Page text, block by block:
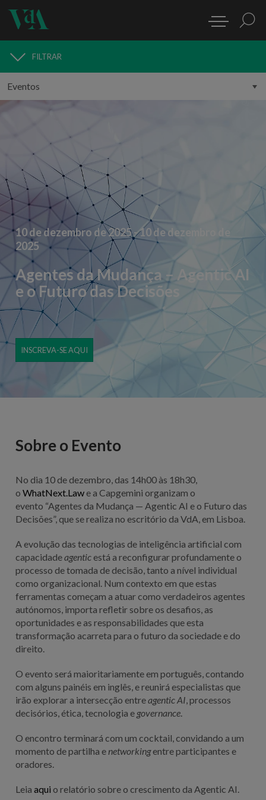
MEDIA
FILTRAR
10 de dezembro de 2025 - 10 de dezembro de
2025
Agentes da Mudança – Agentic AI
e o Futuro das Decisões
INSCREVA-SE AQUI
Sobre o Evento
No dia 10 de dezembro, das 14h00 às 18h30,
o WhatNext.Lawe a Capgemini organizam o
evento “Agentes da Mudança — Agentic AI e o Futuro das
Decisões”, que se realiza no escritório da VdA, em Lisboa.
A evolução das tecnologias de inteligência artificial com
capacidadeagenticestá a reconfigurar profundamente o
processo de tomada de decisão, tanto a nível individual
como organizacional. Num contexto em que estas
ferramentas começam a atuar como verdadeiros agentes
autónomos, importa refletir sobre os desafios, as
oportunidades e as responsabilidades que esta
transformação acarreta para o futuro da sociedade e do
direito.
O evento será maioritariamente em português, contando
com alguns painéis em inglês, e reunirá especialistas que
irão explorar a intersecção entreagentic AI , processos
decisórios, ética, tecnologia e governance.
O encontro terminará com um cocktail, convidando a um
momento de partilha e networkingentre participantes e
oradores.
Leia aqui o relatório sobre o crescimento da Agentic AI.